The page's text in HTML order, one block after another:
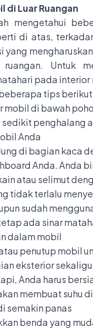
di Luar Ruangan
mengetahui
di atas,
yang
Untuk
pada interior
tips
mobil di bawah
penghalang
Anda
di bagian kaca
Anda. Anda
atau selimut
tidak terlalu
sudah
ada sinar
dalam mobil
penutup mobil
eksterior
Anda harus
membuat suhu
semakin panas
benda yang